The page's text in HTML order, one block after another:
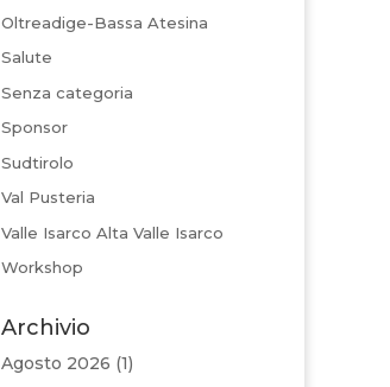
Oltreadige-Bassa Atesina
Salute
Senza categoria
Sponsor
Sudtirolo
Val Pusteria
Valle Isarco Alta Valle Isarco
Workshop
Archivio
Agosto 2026 (1)